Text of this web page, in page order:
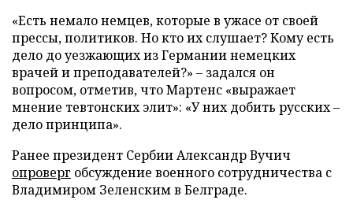
«Есть немало немцев, которые в ужасе от своей
прессы, политиков. Но кто их слушает? Кому есть
дело до уезжающих из Германии немецких
врачей и преподавателей?» – задался он
вопросом, отметив, что Мартенс «выражает
мнение тевтонских элит»: «У них добить русских –
дело принципа».
Ранее президент Сербии Александр Вучич
опроверг обсуждение военного сотрудничества с
Владимиром Зеленским в Белграде.